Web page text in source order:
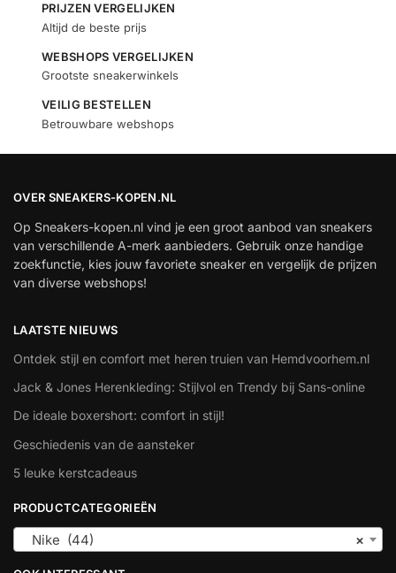
PRIJZEN VERGELIJKEN
Altijd de beste prijs
WEBSHOPS VERGELIJKEN
Grootste sneakerwinkels
VEILIG BESTELLEN
Betrouwbare webshops
OVER SNEAKERS-KOPEN.NL
Op Sneakers-kopen.nl vind je een groot aanbod van sneakers
van verschillende A-merk aanbieders. Gebruik onze handige
zoekfunctie, kies jouw favoriete sneaker en vergelijk de prijzen
van diverse webshops!
LAATSTE NIEUWS
Ontdek stijl en comfort met heren truien van Hemdvoorhem.nl
Jack & Jones Herenkleding: Stijlvol en Trendy bij Sans-online
De ideale boxershort: comfort in stijl!
Geschiedenis van de aansteker
5 leuke kerstcadeaus
PRODUCTCATEGORIEËN
×
Nike (44)